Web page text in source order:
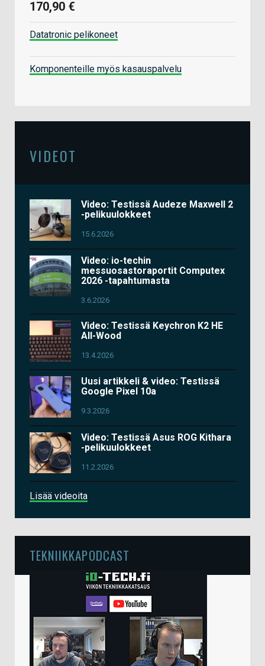
170,90 €
Datatronic pelikoneet
Komponenteille myös kasauspalvelu
VIDEOT
Video: Testissä Audeze Maxwell 2
-pelikuulokkeet
15.6.2026
Video: io-techin
messuosastoraportit Computex
2026 -tapahtumasta
3.6.2026
Video: Testissä Keychron K2 HE
All-Wood
13.4.2026
Uusi artikkeli & video: Testissä
Google Pixel 10a
9.3.2026
Video: Testissä Asus ROG Kithara
-pelikuulokkeet
11.2.2026
Lisää videoita
TEKNIIKKAPODCAST